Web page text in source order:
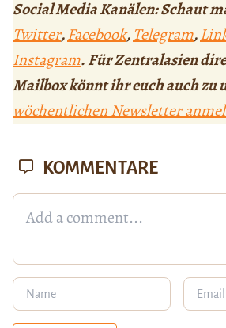
Social Media Kanälen: Schaut
Twitter,Facebook,Telegram,
Instagram. Für Zentralasien
Mailbox könnt ihr euch auch zu
wöchentlichen Newsletter
KOMMENTARE